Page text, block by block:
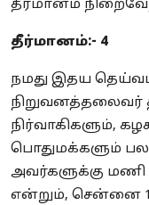
தீர்மானம்
தீர்மானம்:- 4
நமது இதய
நிறுவனத்தலைவர்
நிர்வாகிகளும்,
பொதுமக்களும்
அவர்களுக்கு
என்றும், சென்னை